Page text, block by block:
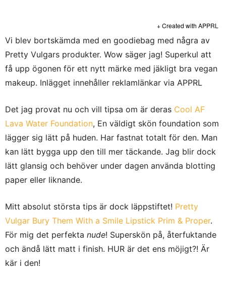
+ Created with APPRL
Vi blev bortskämda med en goodiebag med några av
Pretty Vulgars produkter. Wow säger jag! Superkul att
få upp ögonen för ett nytt märke med jäkligt bra vegan
makeup. Inlägget innehåller reklamlänkar via APPRL
Det jag provat nu och vill tipsa om är deras Cool AF
Lava Water Foundation, En väldigt skön foundation som
lägger sig lätt på huden. Har fastnat totalt för den. Man
kan lätt bygga upp den till mer täckande. Jag blir dock
lätt glansig och behöver under dagen använda blotting
paper eller liknande.
Mitt absolut största tips är dock läppstiftet! Pretty
Vulgar Bury Them With a Smile Lipstick Prim & Proper.
För mig det perfekta nude! Superskön på, återfuktande
och ändå lätt matt i finish. HUR är det ens möjigt?! Är
kär i den!